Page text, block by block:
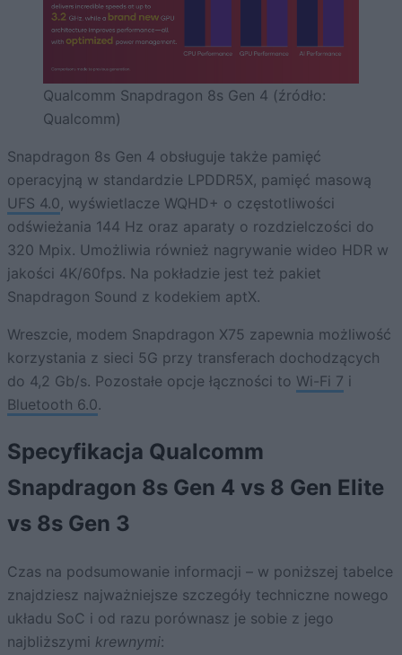
Qualcomm Snapdragon 8s Gen 4 (źródło:
Qualcomm)
Snapdragon 8s Gen 4 obsługuje także pamięć
operacyjną w standardzie LPDDR5X, pamięć masową
UFS 4.0, wyświetlacze WQHD+ o częstotliwości
odświeżania 144 Hz oraz aparaty o rozdzielczości do
320 Mpix. Umożliwia również nagrywanie wideo HDR w
jakości 4K/60fps. Na pokładzie jest też pakiet
Snapdragon Sound z kodekiem aptX.
Wreszcie, modem Snapdragon X75 zapewnia możliwość
korzystania z sieci 5G przy transferach dochodzących
do 4,2 Gb/s. Pozostałe opcje łączności to Wi-Fi 7 i
Bluetooth 6.0.
Specyfikacja Qualcomm
Snapdragon 8s Gen 4 vs 8 Gen Elite
vs 8s Gen 3
Czas na podsumowanie informacji – w poniższej tabelce
znajdziesz najważniejsze szczegóły techniczne nowego
układu SoC i od razu porównasz je sobie z jego
najbliższymi krewnymi: